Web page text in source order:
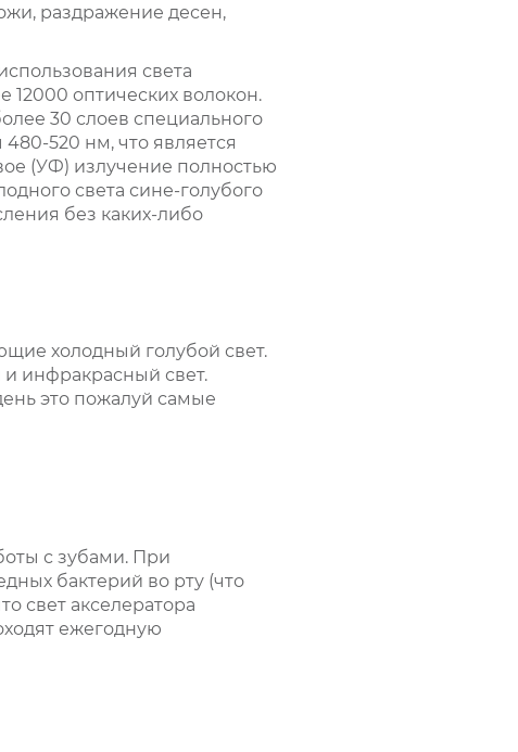
раздражение десен,
света
12000 оптических волокон.
30 слоев специального
520 нм, что является
(УФ) излучение полностью
света сине-голубого
без каких-либо
холодный голубой свет.
инфракрасный свет.
это пожалуй самые
с зубами. При
бактерий во рту (что
свет акселератора
ежегодную